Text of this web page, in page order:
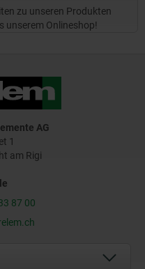
zu unseren Produkten
unserem Onlineshop!
AG
1
am Rigi
87 00